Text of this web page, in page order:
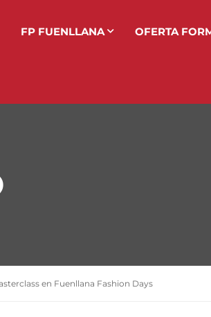
FP FUENLLANA OFERTA
en Fuenllana Fashion Days